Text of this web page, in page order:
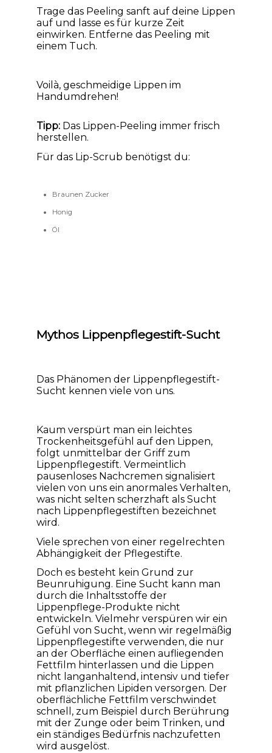
Trage das Peeling sanft auf deine Lippen
auf und lasse es für kurze Zeit
einwirken. Entferne das Peeling mit
einem Tuch.
Voilà, geschmeidige Lippen im
Handumdrehen!
Tipp: Das Lippen-Peeling immer frisch
herstellen.
Für das Lip-Scrub benötigst du:
Braunen Zucker
Honig
Öl
Mythos Lippenpflegestift-Sucht
Das Phänomen der Lippenpflegestift-
Sucht kennen viele von uns.
Kaum verspürt man ein leichtes
Trockenheitsgefühl auf den Lippen,
folgt unmittelbar der Griff zum
Lippenpflegestift. Vermeintlich
pausenloses Nachcremen signalisiert
vielen von uns ein anormales Verhalten,
was nicht selten scherzhaft als Sucht
nach Lippenpflegestiften bezeichnet
wird.
Viele sprechen von einer regelrechten
Abhängigkeit der Pflegestifte.
Doch es besteht kein Grund zur
Beunruhigung. Eine Sucht kann man
durch die Inhaltsstoffe der
Lippenpflege-Produkte nicht
entwickeln. Vielmehr verspüren wir ein
Gefühl von Sucht, wenn wir regelmäßig
Lippenpflegestifte verwenden, die nur
an der Oberfläche einen aufliegenden
Fettfilm hinterlassen und die Lippen
nicht langanhaltend, intensiv und tiefer
mit pflanzlichen Lipiden versorgen. Der
oberflächliche Fettfilm verschwindet
schnell, zum Beispiel durch Berührung
mit der Zunge oder beim Trinken, und
ein ständiges Bedürfnis nachzufetten
wird ausgelöst.
Links unterstreichen Gut lesbare Schrift